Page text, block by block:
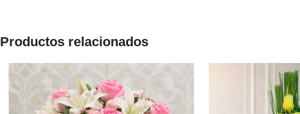
Productos relacionados